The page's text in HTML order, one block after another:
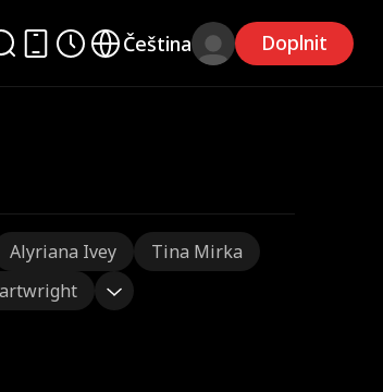
Čeština Doplnit
Alyriana Ivey
Tina Mirka